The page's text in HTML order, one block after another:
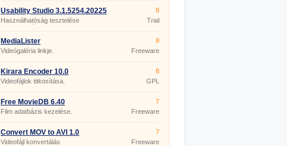
Usability Studio 3.1.5254.20225
Használhatóság tesztelése
webkamerával.
8
Trial
MediaLister
Videógaléria linkje.
8
Freeware
Kirara Encoder 10.0
Videofájlok titkosítása.
8
GPL
Free MovieDB 6.40
Film adatbázis kezelése.
7
Freeware
Convert MOV to AVI 1.0
Videofájl konvertálás
7
Freeware